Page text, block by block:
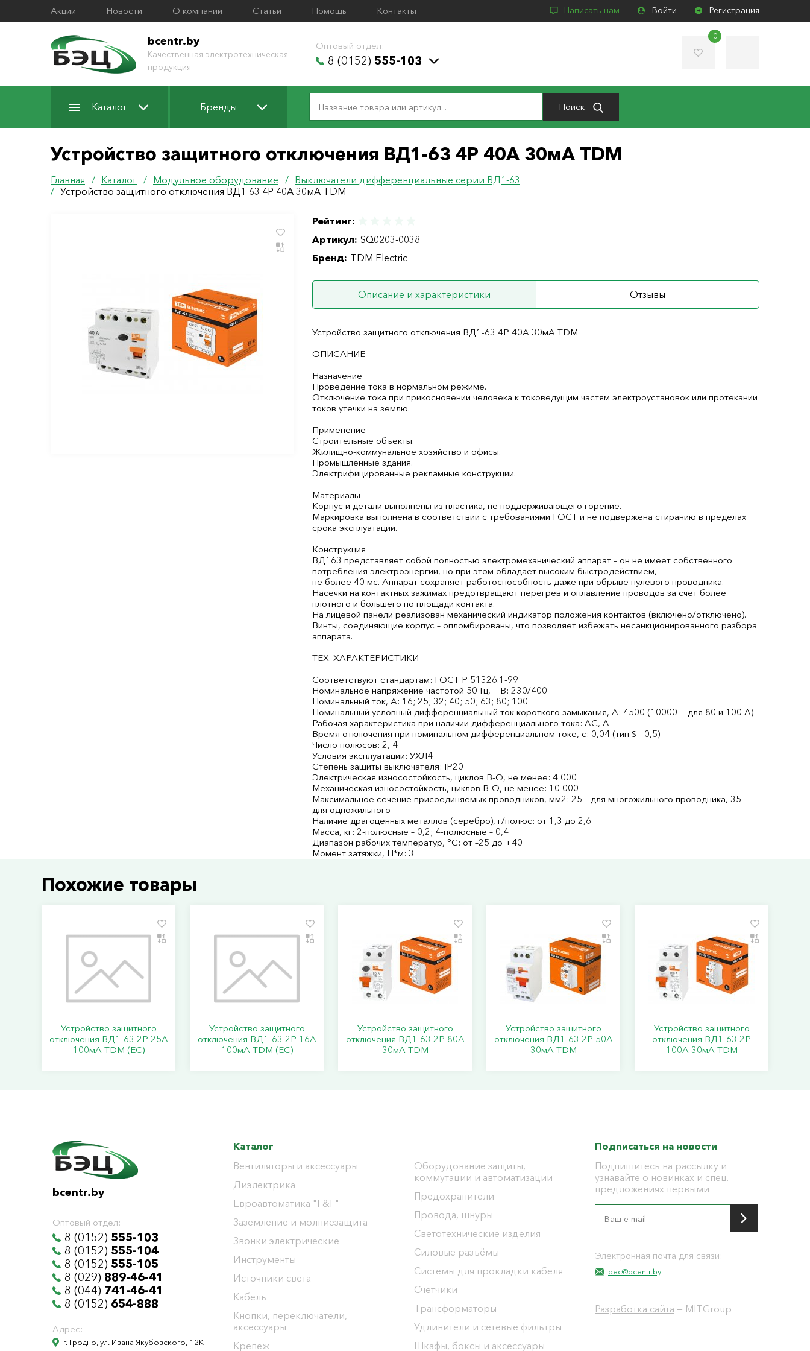
Акции Новости О компании Статьи Помощь Контакты Написать нам Войти Регистрация
bcentr.by
Качественная электротехническая
продукция
Оптовый отдел:
8 (0152) 555-103
0
Каталог Бренды Поиск
Устройство защитного отключения ВД1-63 4Р 40А 30мА TDM
Главная / Каталог / Модульное оборудование / Выключатели дифференциальные серии ВД1-63
/ Устройство защитного отключения ВД1-63 4Р 40А 30мА TDM
Рейтинг:
Артикул: SQ0203-0038
Бренд: TDM Electric
Описание и характеристики Отзывы
Устройство защитного отключения ВД1-63 4Р 40А 30мА TDM
ОПИСАНИЕ
Назначение
Проведение тока в нормальном режиме.
Отключение тока при прикосновении человека к токоведущим частям электроустановок или протекании
токов утечки на землю.
Применение
Строительные объекты.
Жилищно-коммунальное хозяйство и офисы.
Промышленные здания.
Электрифицированные рекламные конструкции.
Материалы
Корпус и детали выполнены из пластика, не поддерживающего горение.
Маркировка выполнена в соответствии с требованиями ГОСТ и не подвержена стиранию в пределах
срока эксплуатации.
Конструкция
ВД163 представляет собой полностью электромеханический аппарат – он не имеет собственного
потребления электроэнергии, но при этом обладает высоким быстродействием,
не более 40 мс. Аппарат сохраняет работоспособность даже при обрыве нулевого проводника.
Насечки на контактных зажимах предотвращают перегрев и оплавление проводов за счет более
плотного и большего по площади контакта.
На лицевой панели реализован механический индикатор положения контактов (включено/отключено).
Винты, соединяющие корпус – опломбированы, что позволяет избежать несанкционированного разбора
аппарата.
ТЕХ. ХАРАКТЕРИСТИКИ
Соответствуют стандартам: ГОСТ Р 51326.1-99
Номинальное напряжение частотой 50 Гц, В: 230/400
Номинальный ток, А: 16; 25; 32; 40; 50; 63; 80; 100
Номинальный условный дифференциальный ток короткого замыкания, А: 4500 (10000 — для 80 и 100 А)
Рабочая характеристика при наличии дифференциального тока: AС, А
Время отключения при номинальном дифференциальном токе, с: 0,04 (тип S - 0,5)
Число полюсов: 2, 4
Условия эксплуатации: УХЛ4
Степень защиты выключателя: IP20
Электрическая износостойкость, циклов В-О, не менее: 4 000
Механическая износостойкость, циклов В-О, не менее: 10 000
Максимальное сечение присоединяемых проводников, мм2: 25 – для многожильного проводника, 35 –
для одножильного
Наличие драгоценных металлов (серебро), г/полюс: от 1,3 до 2,6
Масса, кг: 2-полюсные – 0,2; 4-полюсные – 0,4
Диапазон рабочих температур, °С: от –25 до +40
Момент затяжки, Н*м: 3
Похожие товары
Устройство защитного
отключения ВД1-63 2Р 25А
100мА TDM (ЕС)
Устройство защитного
отключения ВД1-63 2Р 16А
100мА TDM (ЕС)
Устройство защитного
отключения ВД1-63 2Р 80А
30мА TDM
Устройство защитного
отключения ВД1-63 2Р 50А
30мА TDM
Устройство защитного
отключения ВД1-63 2Р
100А 30мА TDM
bcentr.by
Оптовый отдел:
8 (0152) 555-103
8 (0152) 555-104
8 (0152) 555-105
8 (029) 889-46-41
8 (044) 741-46-41
8 (0152) 654-888
Адрес:
г. Гродно, ул. Ивана Якубовского, 12К
Каталог
Вентиляторы и аксессуары
Диэлектрика
Евроавтоматика "F&F"
Заземление и молниезащита
Звонки электрические
Инструменты
Источники света
Кабель
Кнопки, переключатели,
аксессуары
Крепеж
Оборудование защиты,
коммутации и автоматизации
Предохранители
Провода, шнуры
Светотехнические изделия
Силовые разъёмы
Системы для прокладки кабеля
Счетчики
Трансформаторы
Удлинители и сетевые фильтры
Шкафы, боксы и аксессуары
Подписаться на новости
Подпишитесь на рассылку и
узнавайте о новинках и спец.
предложениях первыми
Электронная почта для связи:
bec@bcentr.by
Разработка сайта — MITGroup